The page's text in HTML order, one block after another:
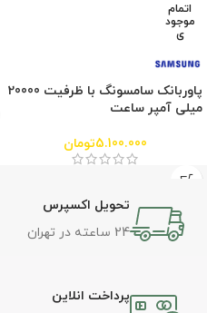
اتمام
موجود
ی
پاوربانک سامسونگ با ظرفیت 20000
میلی آمپر ساعت
5.100.000تومان
تحویل اکسپرس
24 ساعته در تهران
پرداخت انلاین